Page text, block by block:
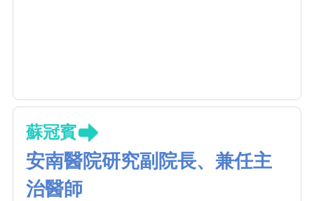
蘇冠賓
安南醫院研究副院長、兼任主
治醫師